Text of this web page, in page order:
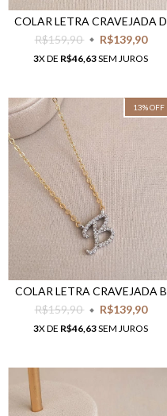
COLAR LETRA CRAVEJADA D
R$159,90
R$139,90
3X DE R$46,63SEM JUROS
13%OFF
COLAR LETRA CRAVEJADA B
R$159,90
R$139,90
3X DE R$46,63SEM JUROS